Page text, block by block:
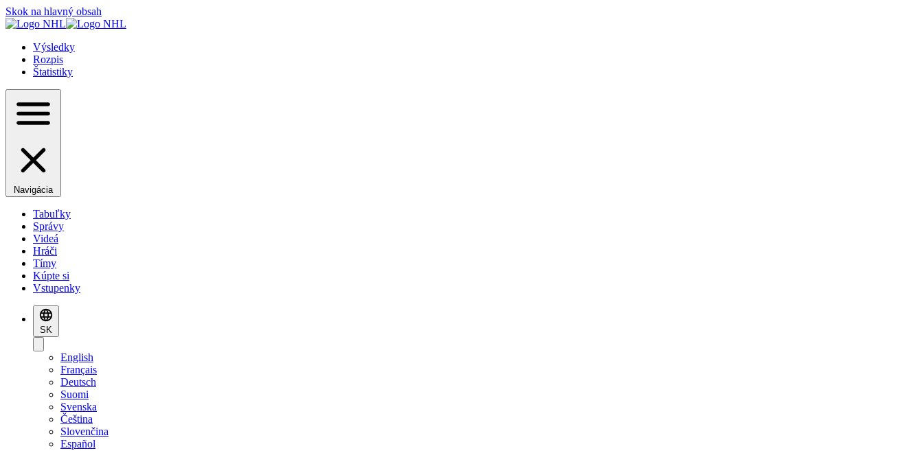
Skok na hlavný obsah
Výsledky
Rozpis
Štatistiky
Navigácia
Tabuľky
Správy
Videá
Hráči
Tímy
Kúpte si
Vstupenky
SK
English
Français
Deutsch
Suomi
Svenska
Čeština
Slovenčina
Español